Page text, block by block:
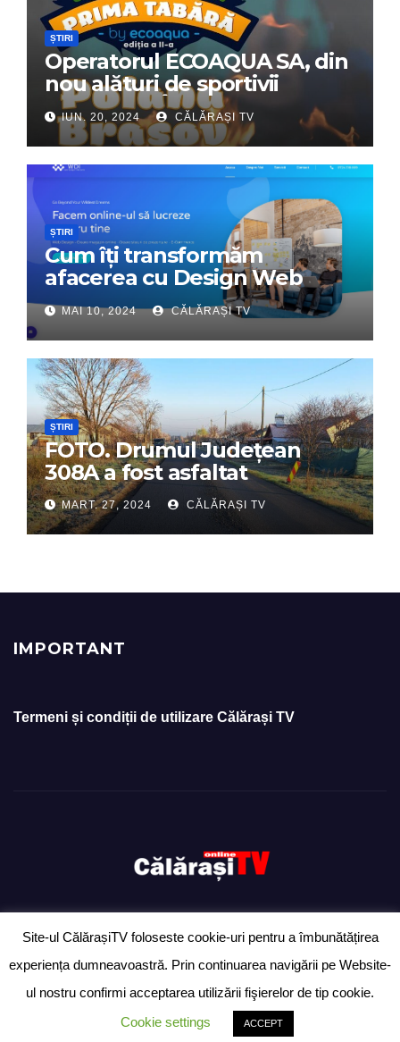
ȘTIRI
Operatorul ECOAQUA SA, din
nou alături de sportivii
călărășeni. Începe „Prima
Tabără”!
IUN. 20, 2024 CĂLĂRAȘI TV
ȘTIRI
Cum îți transformăm
afacerea cu Design Web
Interactiv – Partenerul tău
digital de încredere
MAI 10, 2024 CĂLĂRAȘI TV
ȘTIRI
FOTO. Drumul Județean
308A a fost asfaltat
MART. 27, 2024 CĂLĂRAȘI TV
IMPORTANT
Termeni și condiții de utilizare Călărași TV
Proudly powered by WordPress |Theme: Newsup byThemeansar.
Despre
Site-ul CălărașiTV foloseste cookie-uri pentru a îmbunătățirea
experiența dumneavoastră. Prin continuarea navigării pe Website-
ul nostru confirmi acceptarea utilizării fişierelor de tip cookie.
Cookie settings
ACCEPT